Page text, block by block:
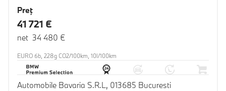
Preţ
41 721 €
net 34 480 €
EURO 6b, 228g CO2/100km, 10l/100km
Automobile Bavaria S.R.L, 013685 Bucuresti